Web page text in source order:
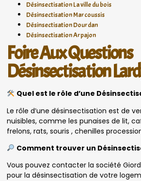
Désinsectisation La ville du bois
Désinsectisation Marcoussis
Désinsectisation Dourdan
Désinsectisation Arpajon
Foire Aux Questions
Désinsectisation
Quel est le rôle d’une
Le rôle d’une désinsectisation est de
nuisibles, comme les punaises de lit,
frelons, rats, souris , chenilles
Comment trouver un
Vous pouvez contacter la société
pour la désinsectisation de votre